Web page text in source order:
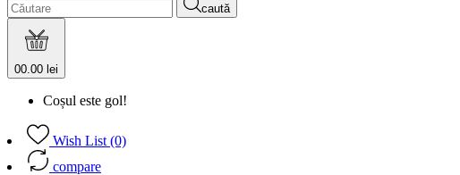
caută
00.00 lei
Coșul este gol!
Wish List (0)
compare